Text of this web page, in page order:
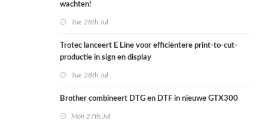
wachten!
Tue 28th Jul
Trotec lanceert E Line voor efficiëntere print-to-cut-
productie in sign en display
Tue 28th Jul
Brother combineert DTG en DTF in nieuwe GTX300
Mon 27th Jul